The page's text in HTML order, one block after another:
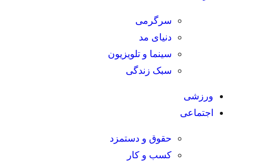
سرگرمی
دنیای مد
سینما و تلویزیون
سبک زندگی
ورزشی
اجتماعی
حقوق و دستمزد
کسب و کار